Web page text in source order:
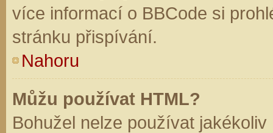
více informací o BBCode si
stránku přispívání.
Nahoru
Můžu používat HTML?
Bohužel nelze používat